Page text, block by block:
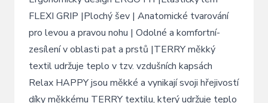
FLEXI GRIP |Plochý šev | Anatomické tvarování
pro levou a pravou nohu | Odolné a komfortní-
zesílení v oblasti pat a prstů |TERRY měkký
textil udržuje teplo v tzv. vzdušních kapsách
Relax HAPPY jsou měkké a vynikají svoji hřejivostí
díky měkkému TERRY textilu, který udržuje teplo